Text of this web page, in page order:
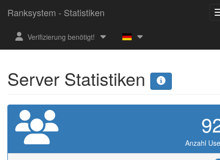
Ranksystem - Statistiken
Verifizierung benötigt!
Server Statistiken
Anzahl